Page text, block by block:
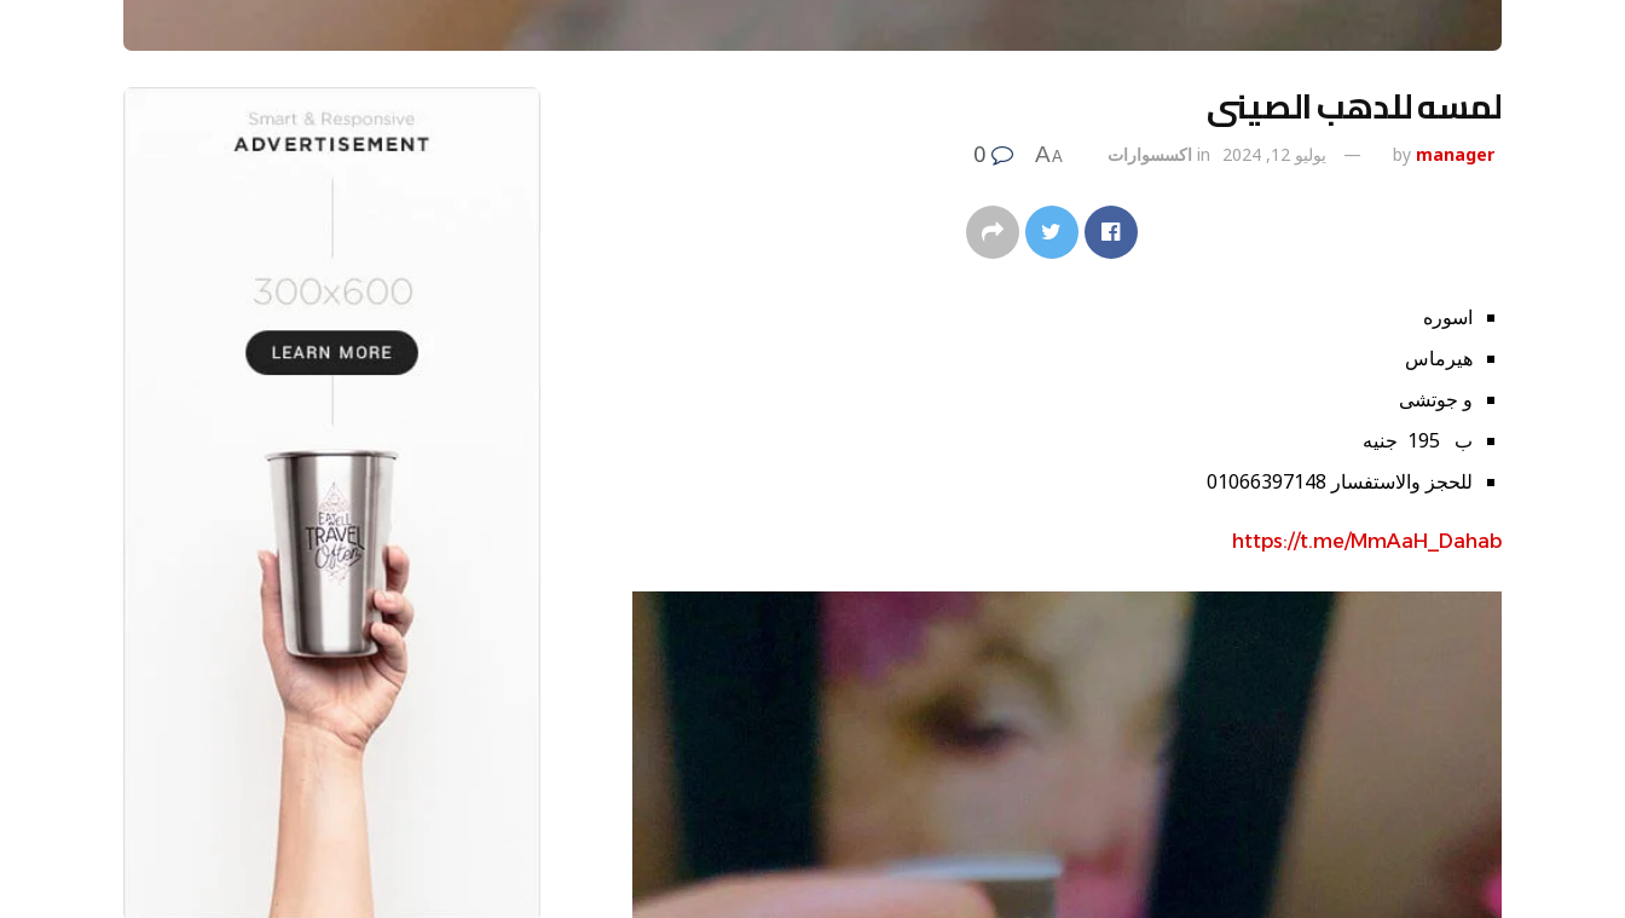
لمسه للدهب الصينى
by manager يوليو 12, 2024 in اكسسوارات A
A
اسوره
هيرماس
و جوتشى
ب 195 جنيه
للحجز والاستفسار 01066397148
https://t.me/MmAaH_Dahab